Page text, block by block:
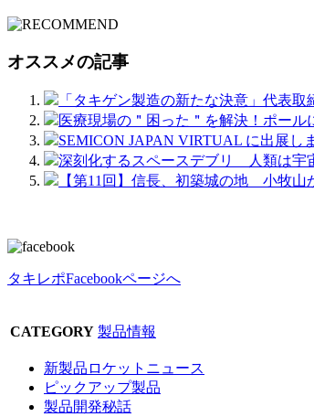
オススメの記事
「タキゲン製造の新たな決意」代表
医療現場の＂困った＂を解決！ポー
SEMICON JAPAN VIRTUAL に出展し
深刻化するスペースデブリ 人類は宇
【第11回】信長、初築城の地 小牧
タキレポFacebookページへ
CATEGORY 製品情報
新製品ロケットニュース
ピックアップ製品
製品開発秘話